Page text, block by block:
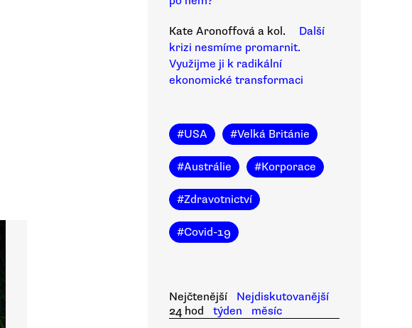
Kate Aronoffová a kol.
Další
krizi nesmíme promarnit.
Využijme ji k radikální
ekonomické transformaci
#USA #Velká Británie
#Austrálie #Korporace
#Zdravotnictví
#Covid-19
Nejčtenější
Nejdiskutovanější
24 hod
týden měsíc